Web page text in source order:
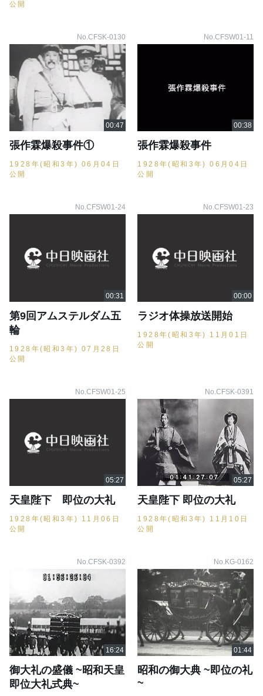
公開
No.CFSK-0130
張作霖爆殺事件①
1928年(昭和3年) 06月04日
公開
No.CFSW01-11
張作霖爆殺事件
1928年(昭和3年) 06月04日
公開
No.CFSW01-24
第9回アムステルダム五
輪
1928年(昭和3年) 07月28日
公開
No.CFSW01-23
ラジオ体操放送開始
1928年(昭和3年) 11月01日
公開
No.CFSW01-25
天皇陛下 即位の大礼
1928年(昭和3年) 11月06日
公開
No.CFSK-0391
天皇陛下 即位の大礼
1928年(昭和3年) 11月10日
公開
No.CFSK-0392
御大礼の盛儀 ~昭和天皇
即位大礼式典~
No.KG-0162
昭和の御大典 ~即位の礼
~